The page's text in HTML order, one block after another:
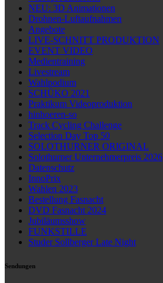
NEU: 3D Animationen
Drohnen-Luftaufnahmen
Angebote
LIVE-SCHNITT PRODUKTION
EVENT VIDEO
Medientraining
Livestream
Wahlpodium
SCHÜKO 2021
Praktikum Videoproduktion
hinhoeren-so
Track Cycling Challenge
Selection Day Top 50
SOLOTHURNER ORIGINAL
Solothurner Unternehmerpreis 2026
Datenschutz
InnoPrix
Wahlen 2023
Bestellung Fasnacht
DVD Fasnacht 2024
Jubiläumsshow
FUNKSTILLE
Studer Sollberger Late Night
Sendungen